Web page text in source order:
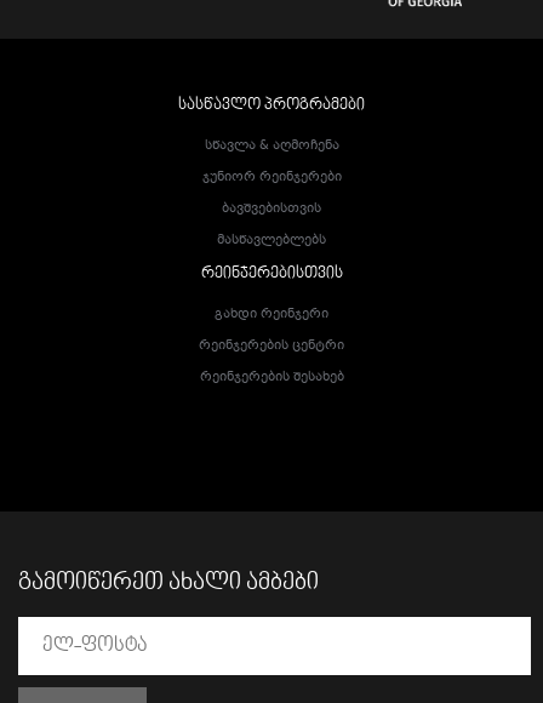
ᲡᲐᲡᲬᲐᲕᲚᲝ ᲞᲠᲝᲒᲠᲐᲛᲔᲑᲘ
Სწავლა & Აღმოჩენა
Ჯუნიორ Რეინჯერები
Ბავშვებისთვის
Მასწავლებლებს
ᲠᲔᲘᲜᲯᲔᲠᲔᲑᲘᲡᲗᲕᲘᲡ
Გახდი Რეინჯერი
Რეინჯერების Ცენტრი
Რეინჯერების Შესახებ
ᲒᲐᲛᲝᲘᲬᲔᲠᲔᲗ ᲐᲮᲐᲚᲘ ᲐᲛᲑᲔᲑᲘ